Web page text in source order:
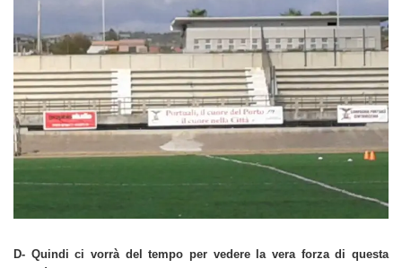
D- Quindi ci vorrà del tempo per vedere la vera forza di questa